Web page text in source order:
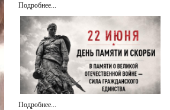
Подробнее...
Подробнее...